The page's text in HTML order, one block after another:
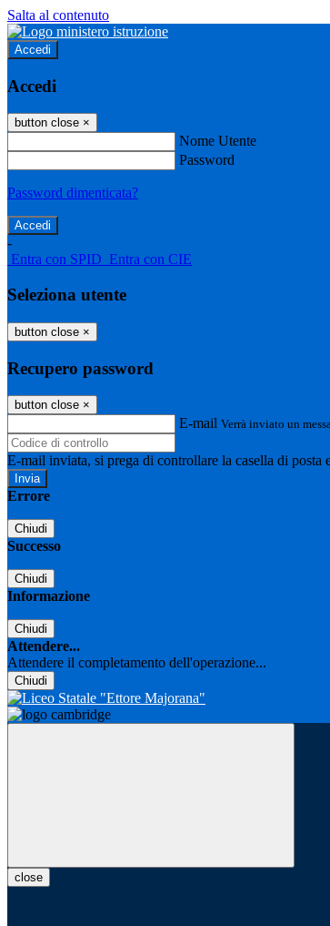
Salta al contenuto
Accedi
Accedi
button close ×
Nome Utente
Password
Password dimenticata?
-
Entra con SPID Entra con CIE
Seleziona utente
button close ×
Recupero password
button close ×
E-mail Verrà inviato un
E-mail inviata, si prega di controllare la casella di posta
Errore
Chiudi
Successo
Chiudi
Informazione
Chiudi
Attendere...
Attendere il completamento dell'operazione...
Chiudi
close